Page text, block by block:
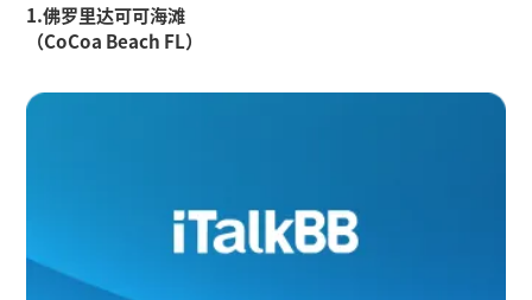
1.佛罗里达可可海滩
（CoCoa Beach FL）